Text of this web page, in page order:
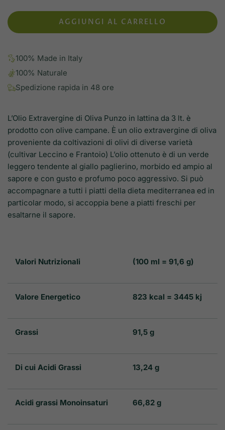
AGGIUNGI AL CARRELLO
C
M
N
T
O
.
.
100% Made in Italy
100% Naturale
Spedizione rapida in 48 ore
L’Olio Extravergine di Oliva Punzo in lattina da 3 lt. è
prodotto con olive campane. È un olio extravergine di oliva
proveniente da coltivazioni di olivi di diverse varietà
(cultivar Leccino e Frantoio) L’olio ottenuto è di un verde
leggero tendente al giallo paglierino, morbido ed ampio al
sapore e con gusto e profumo poco aggressivo. Si può
accompagnare a tutti i piatti della dieta mediterranea ed in
particolar modo, si accoppia bene a piatti freschi per
esaltarne il sapore.
Valori Nutrizionali (100 ml = 91,6 g)
Valore Energetico 823 kcal = 3445 kj
Grassi 91,5 g
Di cui Acidi Grassi 13,24 g
Acidi grassi Monoinsaturi 66,82 g